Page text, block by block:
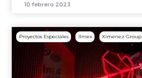
10 febrero 2023
Proyectos Especiales Ilmex Ximenez Group